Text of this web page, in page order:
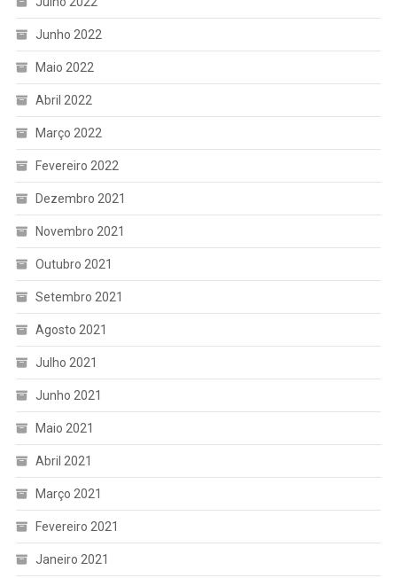
Junho 2022
Maio 2022
Abril 2022
Março 2022
Fevereiro 2022
Dezembro 2021
Novembro 2021
Outubro 2021
Setembro 2021
Agosto 2021
Julho 2021
Junho 2021
Maio 2021
Abril 2021
Março 2021
Fevereiro 2021
Janeiro 2021